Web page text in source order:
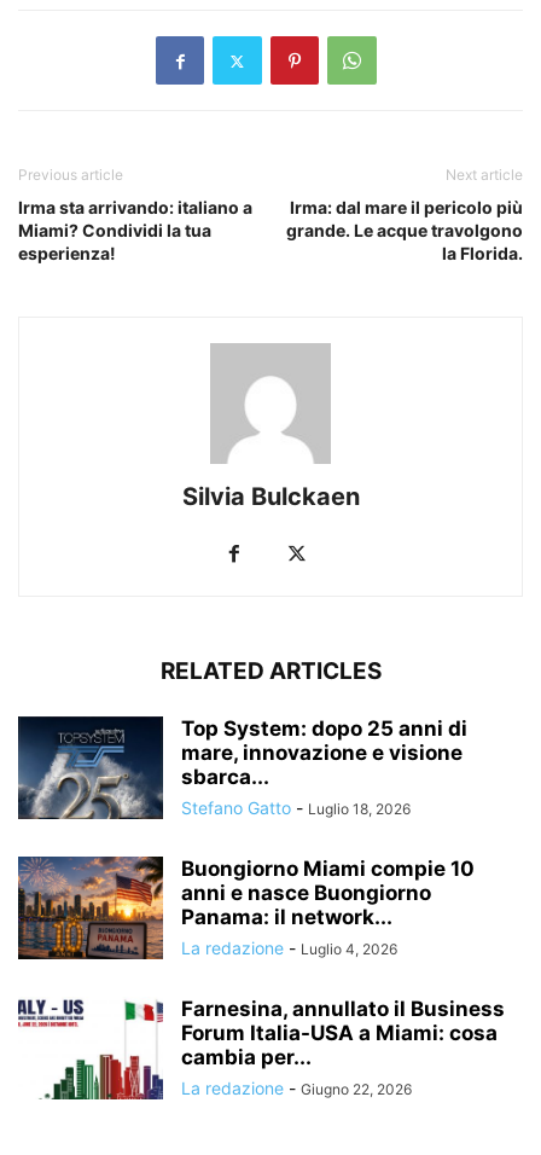
Previous article
Irma sta arrivando: italiano a
Miami? Condividi la tua
esperienza!
Next article
Irma: dal mare il pericolo più
grande. Le acque travolgono
la Florida.
Silvia Bulckaen
RELATED ARTICLES
Top System: dopo 25 anni di
mare, innovazione e visione
sbarca...
Stefano Gatto - Luglio 18, 2026
Buongiorno Miami compie 10
anni e nasce Buongiorno
Panama: il network...
La redazione - Luglio 4, 2026
Farnesina, annullato il Business
Forum Italia-USA a Miami: cosa
cambia per...
La redazione - Giugno 22, 2026